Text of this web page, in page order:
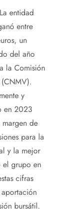
entidad
entre
un
del año
la Comisión
y
en 2023
de
para la
y la mejor
el grupo en
cifras
bursátil.